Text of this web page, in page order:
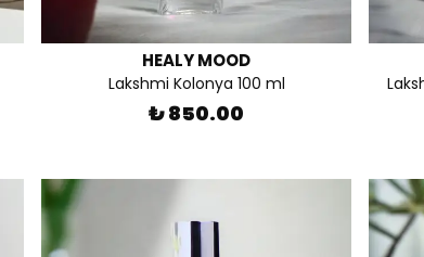
HEALY MOOD
Lakshmi Kolonya 100 ml
₺ 850.00